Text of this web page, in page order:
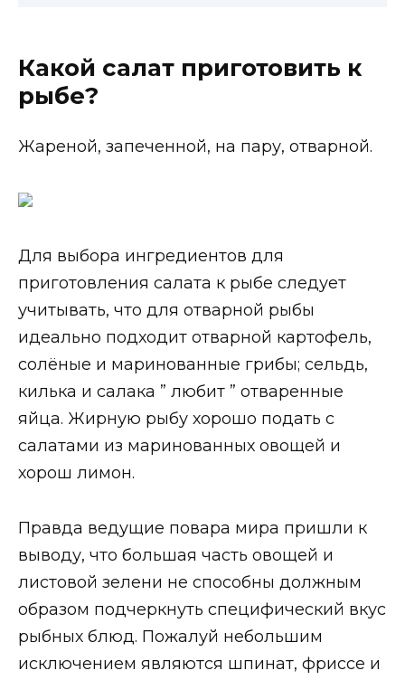
Какой салат приготовить к
рыбе?
Жареной, запеченной, на пару, отварной.
Для выбора ингредиентов для
приготовления салата к рыбе следует
учитывать, что для отварной рыбы
идеально подходит отварной картофель,
солёные и маринованные грибы; сельдь,
килька и салака ” любит ” отваренные
яйца. Жирную рыбу хорошо подать с
салатами из маринованных овощей и
хорош лимон.
Правда ведущие повара мира пришли к
выводу, что большая часть овощей и
листовой зелени не способны должным
образом подчеркнуть специфический вкус
рыбных блюд. Пожалуй небольшим
исключением являются шпинат, фриссе и